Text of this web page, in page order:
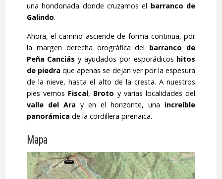
una hondonada donde cruzamos el barranco de
Galindo.
Ahora, el camino asciende de forma continua, por
la margen derecha orográfica del barranco de
Peña Canciás y ayudados por esporádicos hitos
de piedra que apenas se dejan ver por la espesura
de la nieve, hasta el alto de la cresta. A nuestros
pies vemos Fiscal, Broto y varias localidades del
valle del Ara y en el horizonte, una increíble
panorámica de la cordillera pirenaica.
Mapa